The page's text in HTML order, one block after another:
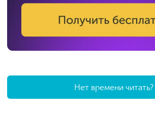
Нет времени читать?